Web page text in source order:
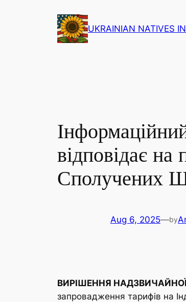
UKRAINIAN NATIVES
відповідає на
Сполучених
Aug 6, 2025—by
ВИРІШЕННЯ
запровадження тарифів на